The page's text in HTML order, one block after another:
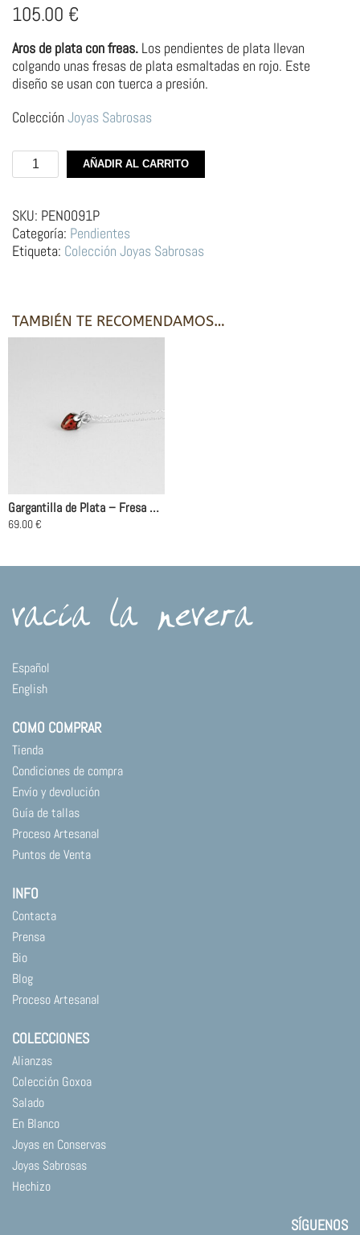
105.00 €
Aros de plata con freas. Los pendientes de plata llevan
colgando unas fresas de plata esmaltadas en rojo. Este
diseño se usan con tuerca a presión.
Colección Joyas Sabrosas
Aros
de
–
Fresas
cantidad
AÑADIR AL CARRITO
SKU: PEN0091P
Categoría: Pendientes
Etiqueta: Colección Joyas Sabrosas
TAMBIÉN TE RECOMENDAMOS…
Gargantilla de Plata – Fresa Roja
69.00€
variantes.
Las
se
pueden
elegir
la
página
de
producto
Español
English
COMO COMPRAR
Tienda
Condiciones de compra
Envío y devolución
Guía de tallas
Proceso Artesanal
Puntos de Venta
INFO
Contacta
Prensa
Bio
Blog
Proceso Artesanal
COLECCIONES
Alianzas
Colección Goxoa
Salado
En Blanco
Joyas en Conservas
Joyas Sabrosas
Hechizo
SÍGUENOS